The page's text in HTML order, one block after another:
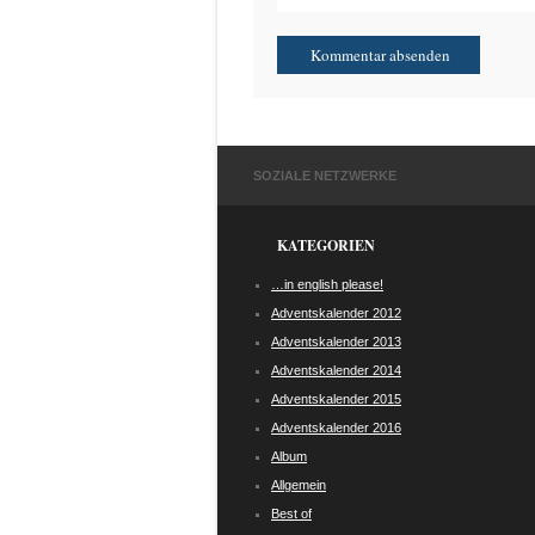
SOZIALE NETZWERKE
KATEGORIEN
…in english please!
Adventskalender 2012
Adventskalender 2013
Adventskalender 2014
Adventskalender 2015
Adventskalender 2016
Album
Allgemein
Best of